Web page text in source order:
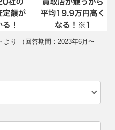
より （回答期間：2023年6月〜